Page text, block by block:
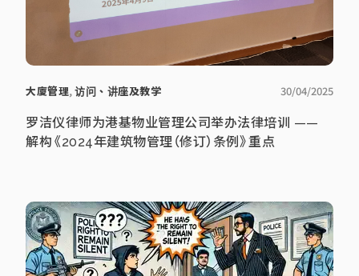
大廈管理, 访问、讲座及教学 30/04/2025
罗洁仪律师为港基物业管理公司举办法律培训 ——
解构《2024年建筑物管理（修订）条例》重点